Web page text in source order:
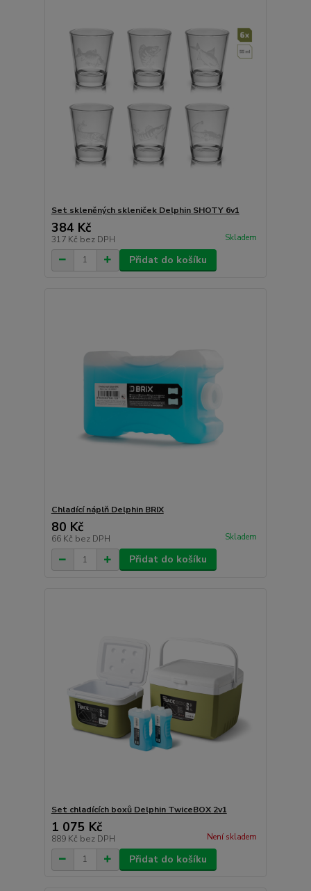
Set skleněných skleniček Delphin SHOTY 6v1
384 Kč
317 Kč bez DPH Skladem
Přidat do košíku
Chladící náplň Delphin BRIX
80 Kč
66 Kč bez DPH Skladem
Přidat do košíku
Set chladících boxů Delphin TwiceBOX 2v1
1 075 Kč
889 Kč bez DPH Není skladem
Přidat do košíku